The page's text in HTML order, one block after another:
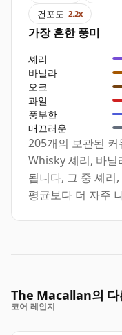
건포도 2.2x
가장 흔한 풍미
셰리
바닐라
오크
과일
풍부한
매끄러운
205개의 보관된
Whisky 셰리, 바닐
됩니다, 그 중 셰리
평균보다 더 자주
The Macallan의 다
코어 레인지